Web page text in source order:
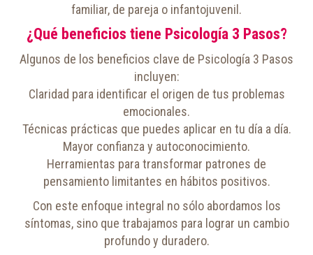
familiar, de pareja o infantojuvenil.
¿Qué beneficios tiene Psicología 3 Pasos?
Algunos de los beneficios clave de Psicología 3 Pasos
incluyen:
Claridad para identificar el origen de tus problemas
emocionales.
Técnicas prácticas que puedes aplicar en tu día a día.
Mayor confianza y autoconocimiento.
Herramientas para transformar patrones de
pensamiento limitantes en hábitos positivos.
Con este enfoque integral no sólo abordamos los
síntomas, sino que trabajamos para lograr un cambio
profundo y duradero.